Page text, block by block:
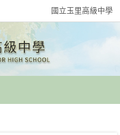
國立玉里高級中學